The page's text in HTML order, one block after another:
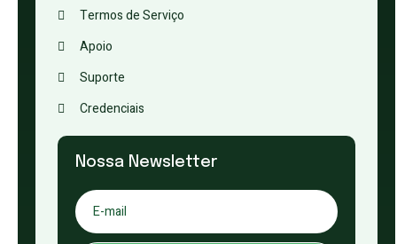
Termos de Serviço
Apoio
Suporte
Credenciais
Nossa Newsletter